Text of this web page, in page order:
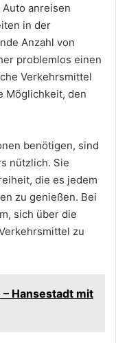
anreisen
in der
Anzahl von
problemlos einen
Verkehrsmittel
Möglichkeit, den
benötigen, sind
nützlich. Sie
die es jedem
zu genießen. Bei
sich über die
zu
Hansestadt mit